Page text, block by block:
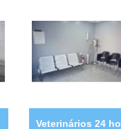
Veterinários 24